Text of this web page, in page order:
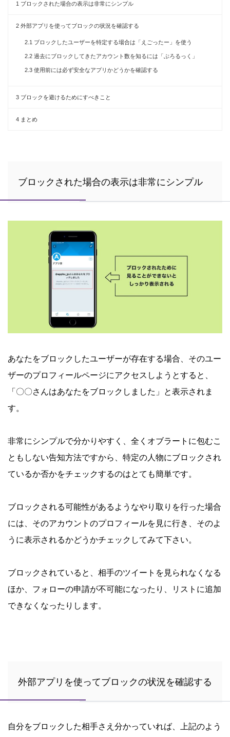
1 ブロックされた場合の表示は非常にシンプル
2 外部アプリを使ってブロックの状況を確認する
2.1 ブロックしたユーザーを特定する場合は「えごったー」を使う
2.2 過去にブロックしてきたアカウント数を知るには「ぶろるっく」
2.3 使用前には必ず安全なアプリかどうかを確認する
3 ブロックを避けるためにすべきこと
4 まとめ
ブロックされた場合の表示は非常にシンプル
あなたをブロックしたユーザーが存在する場合、そのユー
ザーのプロフィールページにアクセスしようとすると、
「〇〇さんはあなたをブロックしました」と表示されま
す。
非常にシンプルで分かりやすく、全くオブラートに包むこ
ともしない告知方法ですから、特定の人物にブロックされ
ているか否かをチェックするのはとても簡単です。
ブロックされる可能性があるようなやり取りを行った場合
には、そのアカウントのプロフィールを見に行き、そのよ
うに表示されるかどうかチェックしてみて下さい。
ブロックされていると、相手のツイートを見られなくなる
ほか、フォローの申請が不可能になったり、リストに追加
できなくなったりします。
外部アプリを使ってブロックの状況を確認する
自分をブロックした相手さえ分かっていれば、上記のよう